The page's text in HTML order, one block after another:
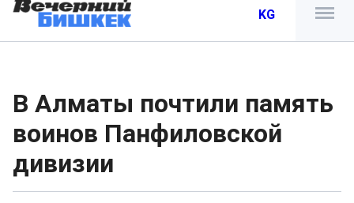
KG
В Алматы почтили память
воинов Панфиловской
дивизии